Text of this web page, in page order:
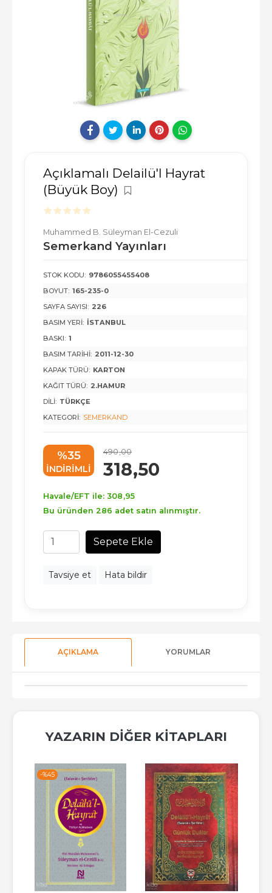
Açıklamalı Delailü'l Hayrat
(Büyük Boy)
Muhammed B. Süleyman El-Cezuli
Semerkand Yayınları
STOK KODU: 9786055455408
BOYUT: 165-235-0
SAYFA SAYISI: 226
BASIM YERI: İSTANBUL
BASKI: 1
BASIM TARIHI: 2011-12-30
KAPAK TÜRÜ: KARTON
KAĞIT TÜRÜ: 2.HAMUR
DILI: TÜRKÇE
KATEGORI: SEMERKAND
%35
INDIRIMLI
490,00
318,50
Havale/EFT ile: 308 ,95
Bu üründen 286 adet satın alınmıştır.
Sepete Ekle
Tavsiye et Hata bildir
AÇIKLAMA YORUMLAR
YAZARIN DIĞER KITAPLARI
-%45